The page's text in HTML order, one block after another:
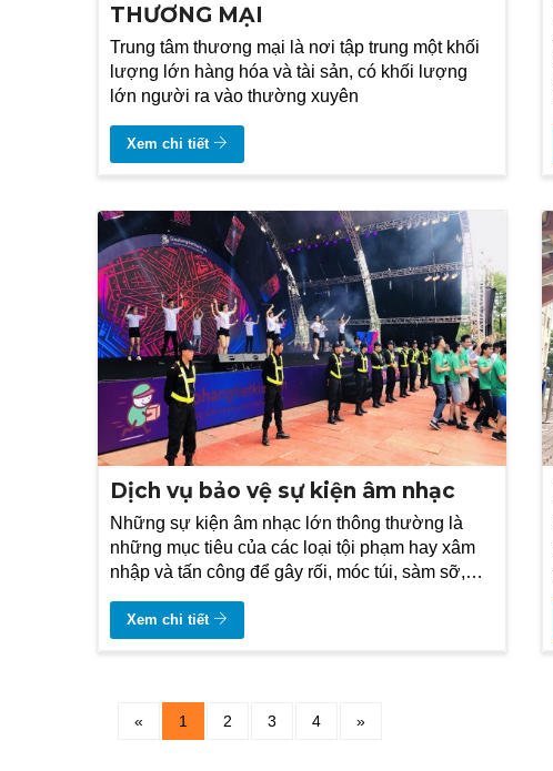
THƯƠNG MẠI
Trung tâm thương mại là nơi tập trung một khối
lượng lớn hàng hóa và tài sản, có khối lượng
lớn người ra vào thường xuyên
Xem chi tiết
Dịch vụ bảo vệ sự kiện âm nhạc
Những sự kiện âm nhạc lớn thông thường là
những mục tiêu của các loại tội phạm hay xâm
nhập và tấn công để gây rối, móc túi, sàm sỡ,
Xem chi tiết
« 1 2 3 4 »